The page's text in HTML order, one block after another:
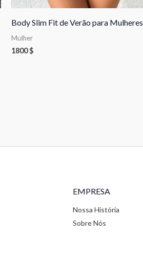
Body Slim Fit de Verão para Mulheres
Mulher
1800$
EMPRESA
Nossa História
Sobre Nós